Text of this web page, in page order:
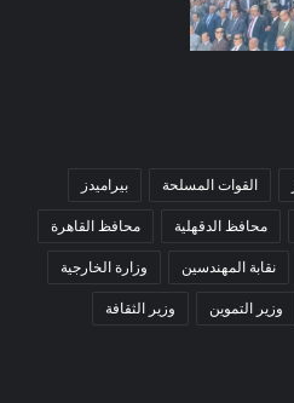
القوات المسلحة
بيراميدز
محافظ الدقهلية
محافظ القاهرة
نقابة المهندسين
وزارة الخارجية
وزير التموين
وزير الثقافة